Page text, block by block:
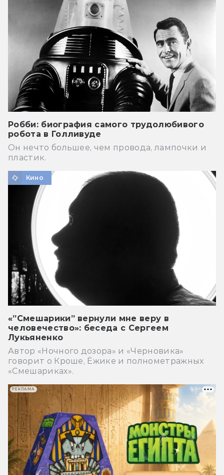
Робби: биография самого трудолюбивого
робота в Голливуде
Он нечто большее, чем провода, лампочки и
пластик.
Кино
«”Смешарики” вернули мне веру в
человечество»: беседа с Сергеем
Лукьяненко
Автор «Ночного дозора» и «Черновика»
говорит о Кроше, Ёжике и полнометражных
«Смешариках».
РЕКЛАМА